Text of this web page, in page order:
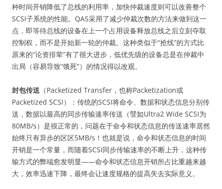
种时间开销降低了总线的利用率，加快仲裁速度则可以改善整个
SCSI子系统的性能。QAS采用了减少仲裁次数的方法来做到这一
点，即等待总线的设备在上一个占用设备释放总线之后立刻夺取
控制权，而不是开始新一轮的仲裁。这种类似于“抢线”的方式比
原来的“论资排辈”有了很大进步，低优先级的设备总是在仲裁中
出局（容易导致“饿死”）的情况得以改观。
封包传送 （Packetized Transfer，也称Packetization或
Packetized SCSI）：传统的SCSI将命令、数据和状态信息分别传
送，数据以最高的同步传输速率传送（譬如Ultra2 Wide SCSI为
80MB/s）是很正常的，问题在于命令和状态信息的传送速率居然
始终只有异步的区区5MB/s！也就是说，命令和状态信息的时间
开销是一个常量，而随着SCSI同步传输速率的不断上升，这种传
输方式的弊端愈发明显——命令和状态信息开销所占比重越来越
大，效率迅速下降，最终会让速度规格的提高失去实际意义。